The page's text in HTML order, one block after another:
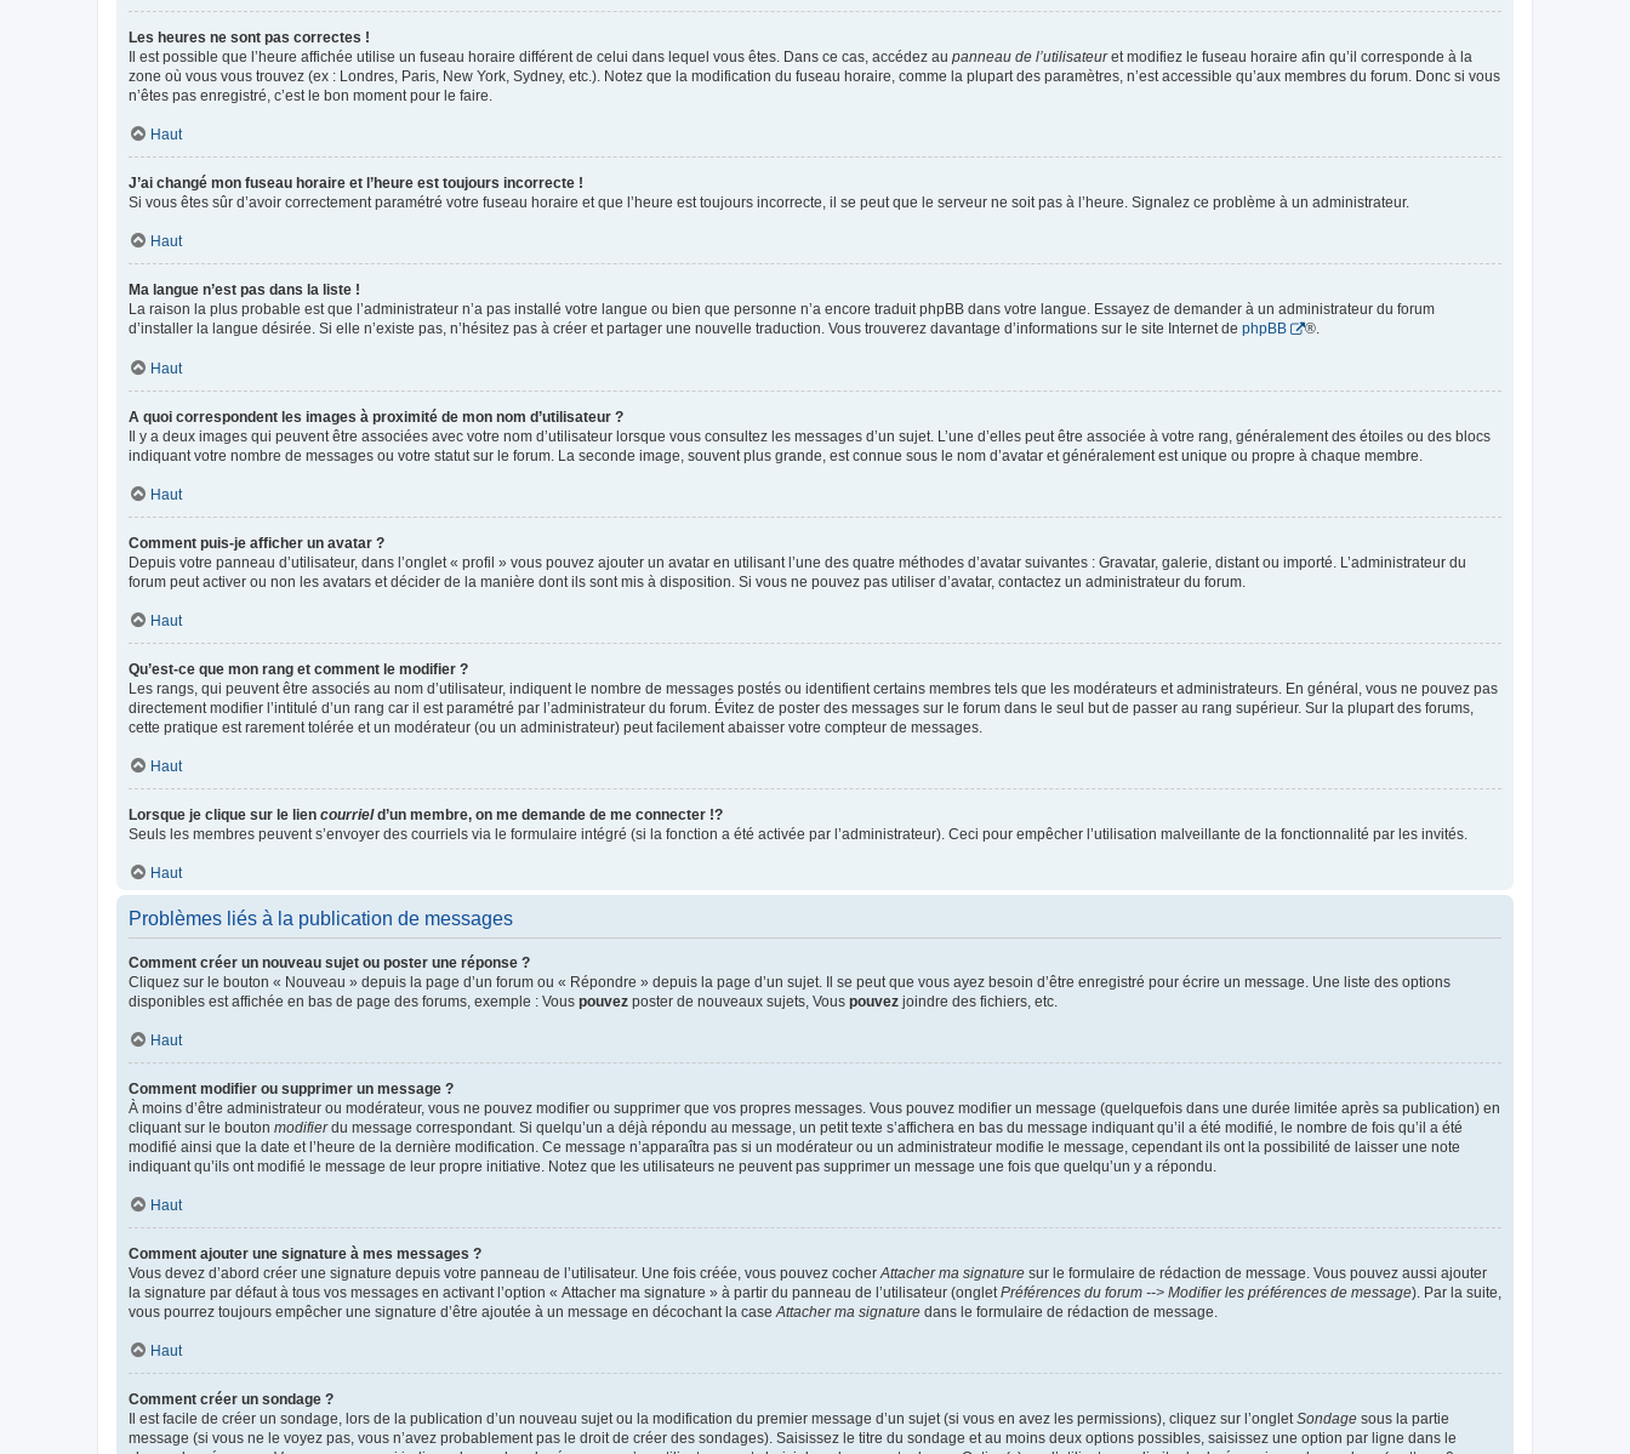
Les heures ne sont pas correctes !
Il est possible que l’heure affichée utilise un fuseau horaire différent de celui dans lequel vous êtes. Dans ce cas, accédez au panneau de l’utilisateuret modifiez le fuseau horaire afin qu’il corresponde à la
zone où vous vous trouvez (ex : Londres, Paris, New York, Sydney, etc.). Notez que la modification du fuseau horaire, comme la plupart des paramètres, n’est accessible qu’aux membres du forum. Donc si vous
n’êtes pas enregistré, c’est le bon moment pour le faire.
Haut
J’ai changé mon fuseau horaire et l’heure est toujours incorrecte !
Si vous êtes sûr d’avoir correctement paramétré votre fuseau horaire et que l’heure est toujours incorrecte, il se peut que le serveur ne soit pas à l’heure. Signalez ce problème à un administrateur.
Haut
Ma langue n’est pas dans la liste !
La raison la plus probable est que l’administrateur n’a pas installé votre langue ou bien que personne n’a encore traduit phpBB dans votre langue. Essayez de demander à un administrateur du forum
d’installer la langue désirée. Si elle n’existe pas, n’hésitez pas à créer et partager une nouvelle traduction. Vous trouverez davantage d’informations sur le site Internet de phpBB ®.
Haut
A quoi correspondent les images à proximité de mon nom d’utilisateur ?
Il y a deux images qui peuvent être associées avec votre nom d’utilisateur lorsque vous consultez les messages d’un sujet. L’une d’elles peut être associée à votre rang, généralement des étoiles ou des blocs
indiquant votre nombre de messages ou votre statut sur le forum. La seconde image, souvent plus grande, est connue sous le nom d’avatar et généralement est unique ou propre à chaque membre.
Haut
Comment puis-je afficher un avatar ?
Depuis votre panneau d’utilisateur, dans l’onglet « profil » vous pouvez ajouter un avatar en utilisant l’une des quatre méthodes d’avatar suivantes : Gravatar, galerie, distant ou importé. L’administrateur du
forum peut activer ou non les avatars et décider de la manière dont ils sont mis à disposition. Si vous ne pouvez pas utiliser d’avatar, contactez un administrateur du forum.
Haut
Qu’est-ce que mon rang et comment le modifier ?
Les rangs, qui peuvent être associés au nom d’utilisateur, indiquent le nombre de messages postés ou identifient certains membres tels que les modérateurs et administrateurs. En général, vous ne pouvez pas
directement modifier l’intitulé d’un rang car il est paramétré par l’administrateur du forum. Évitez de poster des messages sur le forum dans le seul but de passer au rang supérieur. Sur la plupart des forums,
cette pratique est rarement tolérée et un modérateur (ou un administrateur) peut facilement abaisser votre compteur de messages.
Haut
Lorsque je clique sur le lien courrield’un membre, on me demande de me connecter !?
Seuls les membres peuvent s’envoyer des courriels via le formulaire intégré (si la fonction a été activée par l’administrateur). Ceci pour empêcher l’utilisation malveillante de la fonctionnalité par les invités.
Haut
Problèmes liés à la publication de messages
Comment créer un nouveau sujet ou poster une réponse ?
Cliquez sur le bouton « Nouveau » depuis la page d’un forum ou « Répondre » depuis la page d’un sujet. Il se peut que vous ayez besoin d’être enregistré pour écrire un message. Une liste des options
disponibles est affichée en bas de page des forums, exemple : Vous pouvez poster de nouveaux sujets, Vous pouvez joindre des fichiers, etc.
Haut
Comment modifier ou supprimer un message ?
À moins d’être administrateur ou modérateur, vous ne pouvez modifier ou supprimer que vos propres messages. Vous pouvez modifier un message (quelquefois dans une durée limitée après sa publication) en
cliquant sur le bouton modifierdu message correspondant. Si quelqu’un a déjà répondu au message, un petit texte s’affichera en bas du message indiquant qu’il a été modifié, le nombre de fois qu’il a été
modifié ainsi que la date et l’heure de la dernière modification. Ce message n’apparaîtra pas si un modérateur ou un administrateur modifie le message, cependant ils ont la possibilité de laisser une note
indiquant qu’ils ont modifié le message de leur propre initiative. Notez que les utilisateurs ne peuvent pas supprimer un message une fois que quelqu’un y a répondu.
Haut
Comment ajouter une signature à mes messages ?
Vous devez d’abord créer une signature depuis votre panneau de l’utilisateur. Une fois créée, vous pouvez cocherAttacher ma signature sur le formulaire de rédaction de message. Vous pouvez aussi ajouter
la signature par défaut à tous vos messages en activant l’option « Attacher ma signature » à partir du panneau de l’utilisateur (ongletPréférences du forum --> Modifier les préférences de message). Par la suite,
vous pourrez toujours empêcher une signature d’être ajoutée à un message en décochant la caseAttacher ma signature dans le formulaire de rédaction de message.
Haut
Comment créer un sondage ?
Il est facile de créer un sondage, lors de la publication d’un nouveau sujet ou la modification du premier message d’un sujet (si vous en avez les permissions), cliquez sur l’ongletSondage sous la partie
message (si vous ne le voyez pas, vous n’avez probablement pas le droit de créer des sondages). Saisissez le titre du sondage et au moins deux options possibles, saisissez une option par ligne dans le